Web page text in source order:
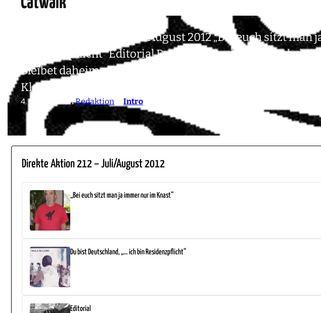
Direkte Aktion 212 – Juli/August 2012 „Bei euch sitzt
Residenzpflicht“ Editorial Renovierung des CNT-Lokals
Bleibet daheim und vermehret euch! §§§-Dschungel
Klassenfront Stempel zum Streik Brummis…
4. Juli 2012 vonRedaktion inIntro
Direkte Aktion 212 – Juli/August 2012
„Bei euch sitzt man ja immer nur im Knast“
Du bist Deutschland, „… ich bin Residenzpflicht“
Editorial